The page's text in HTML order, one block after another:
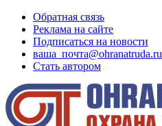
Обратная связь
Реклама на сайте
Подписаться на новости
ваша_почта@ohranatruda.ru
Стать автором